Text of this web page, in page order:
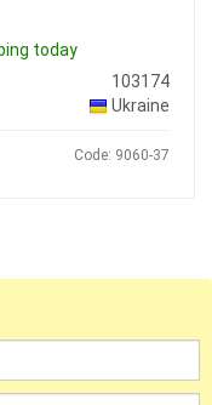
today
103174
Ukraine
Code: 9060-37